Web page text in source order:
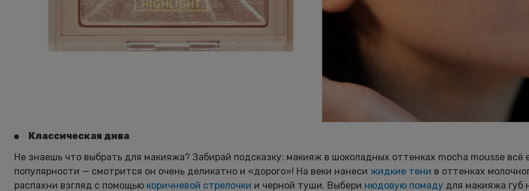
Классическая дива
Не знаешь что выбрать для макияжа? Забирай подсказку: макияж в шоколадных оттенках mocha mousse всё
популярности — смотрится он очень деликатно и «дорого»! На веки нанеси жидкие тени в оттенках
распахни взгляд с помощью коричневой стрелочки и черной туши. Выбери нюдовую помаду для макияжа губ